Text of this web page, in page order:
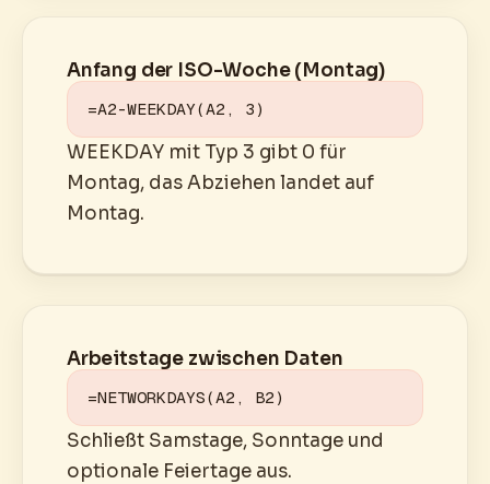
Anfang der ISO-Woche (Montag)
=A2-WEEKDAY(A2, 3)
WEEKDAY mit Typ 3 gibt 0 für
Montag, das Abziehen landet auf
Montag.
Arbeitstage zwischen Daten
=NETWORKDAYS(A2, B2)
Schließt Samstage, Sonntage und
optionale Feiertage aus.